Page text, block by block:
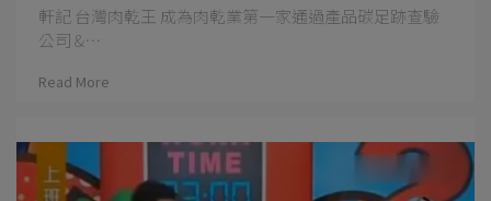
軒記 台灣肉乾王 成為肉乾業第一家通過產品碳足跡查驗
公司 &⋯
Read More